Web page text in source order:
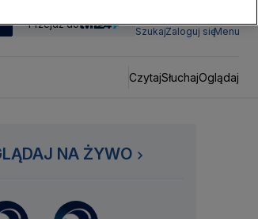
Przejdź do
SzukajZaloguj sięMenu
CzytajSłuchajOglądaj
NA ŻYWO